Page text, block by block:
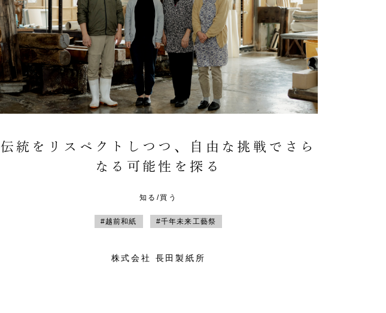
伝統をリスペクトしつつ、自由な挑戦でさら
なる可能性を探る
知る/買う
#越前和紙 #千年未来工藝祭
株式会社 長田製紙所